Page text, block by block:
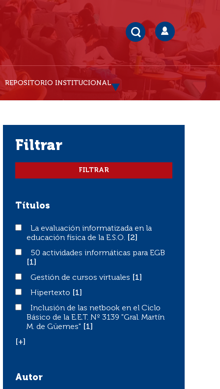
REPOSITORIO INSTITUCIONAL
filtrar
Títulos
La evaluación informatizada en la educación física de la
La evaluación informatizada en la
educación física de la E.S.O.
[2]
50 actividades informáticas para EGB
50 actividades informáticas para EGB
[1]
Gestión de cursos virtuales
Gestión de cursos virtuales
[1]
Hipertexto
Hipertexto
[1]
Inclusión de las netbook en el Ciclo Básico de la E.E.T.
Inclusión de las netbook en el Ciclo
Básico de la E.E.T. Nº 3139 "Gral. Martín
M. de Güemes"
[1]
[+]
Autor